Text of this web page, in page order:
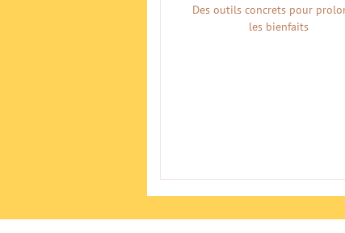
Des outils concrets pour
les bienfaits